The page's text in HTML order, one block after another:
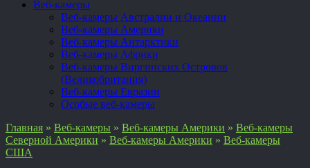
Веб-камеры
Веб-камеры Австралии и Океании
Веб-камеры Америки
Веб-камеры Антарктики
Веб-камеры Африки
Веб-камеры Виргинских Островов
(Великобритания)
Веб-камеры Евразии
Особые веб-камеры
Главная » Веб-камеры » Веб-камеры Америки » Веб-камеры
Северной Америки » Веб-камеры Америки » Веб-камеры
США